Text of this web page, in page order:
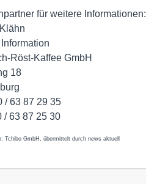
für weitere Informationen:
Röst-Kaffee GmbH
18
/ 63 87 29 35
/ 63 87 25 30
Tchibo GmbH, übermittelt durch news aktuell